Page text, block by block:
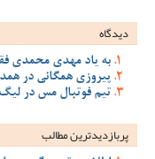
دیدگاه
به یاد مهدی محمدی
پیروزی همگانی در
تیم فوتبال مس در لیگ برتر 87_1386، با
پربازدیدترین‌ مطالب